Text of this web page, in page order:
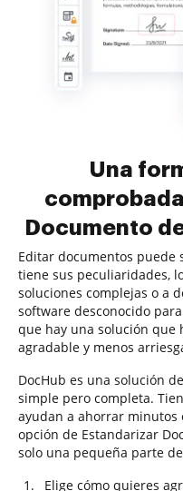
Una
Documento
Editar documentos puede
tiene sus peculiaridades,
soluciones complejas o a
software desconocido
que hay una solución que
agradable y menos
DocHub es una solución
simple pero completa.
ayudan a ahorrar minutos
opción de Estandarizar
solo una pequeña parte
Elige cómo quieres